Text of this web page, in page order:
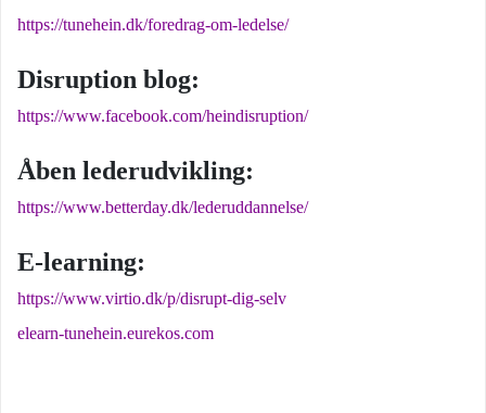
https://tunehein.dk/foredrag-om-ledelse/
Disruption blog:
https://www.facebook.com/heindisruption/
Åben lederudvikling:
https://www.betterday.dk/lederuddannelse/
E-learning:
https://www.virtio.dk/p/disrupt-dig-selv
elearn-tunehein.eurekos.com